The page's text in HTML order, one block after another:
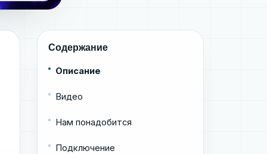
Содержание
Описание
Видео
Нам понадобится
Подключение